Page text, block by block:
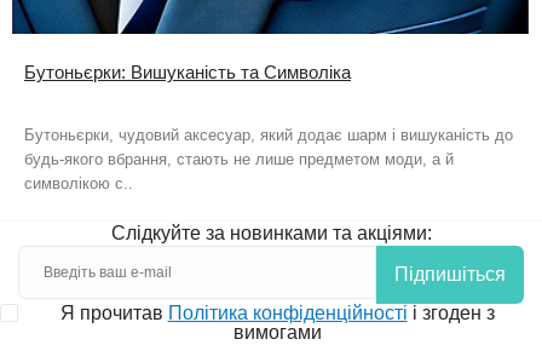
Бутоньєрки: Вишуканість та Символіка
Бутоньєрки, чудовий аксесуар, який додає шарм і вишуканість до
будь-якого вбрання, стають не лише предметом моди, а й
символікою с..
Слідкуйте за новинками та акціями:
Підпишіться
Я прочитав Політика конфіденційності і згоден з
вимогами